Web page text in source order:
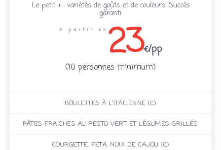
Le petit + : variétés de goûts et de couleurs. Succès
garanti.
A partir de 23€/pp
(10 personnes minimum)
BOULETTES À L'ITALIENNE (C)
PÂTES FRAICHES AU PESTO VERT ET LÉGUMES GRILLÉS
COURGETTE, FETA, NOIX DE CAJOU (C)